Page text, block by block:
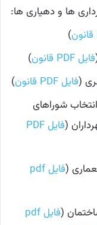
ها و دهیاری ها:
)
فایل PDF قانون
)
(فایل PDF قانون
)
شوراهای
(
فایل PDF
(
فایل pdf
(
فایل pdf